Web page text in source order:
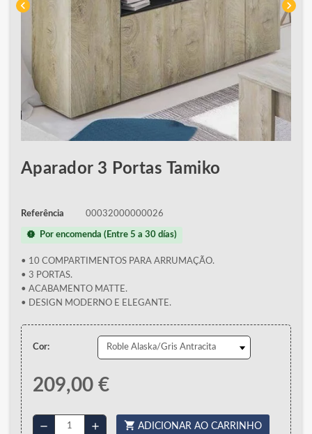
chevron_left chevron_right
Aparador 3 Portas Tamiko
Referência 00032000000026
new_releases Por encomenda (Entre 5 a 30 días)
• 10 COMPARTIMENTOS PARA ARRUMAÇÃO.
• 3 PORTAS.
• ACABAMENTO MATTE.
• DESIGN MODERNO E ELEGANTE.
Cor:
209,00 €
remove add shopping_cart ADICIONAR AO CARRINHO